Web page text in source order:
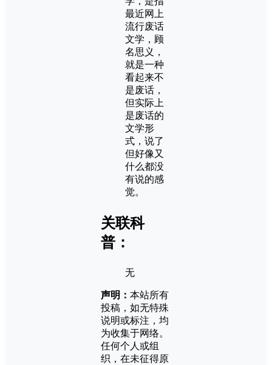
最近网上
流行废话
文学，顾
名思义，
就是一种
看起来不
是废话，
但实际上
是废话的
文学形
式，说了
但好像又
什么都没
有说的感
觉。
关联科
普：
无
声明： 本站所有
投稿，如无特殊
说明或标注，均
为收集于网络。
任何个人或组
织，在未征得原